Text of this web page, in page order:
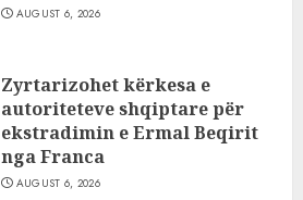
AUGUST 6, 2026
Zyrtarizohet kërkesa e
autoriteteve shqiptare për
ekstradimin e Ermal Beqirit
nga Franca
AUGUST 6, 2026